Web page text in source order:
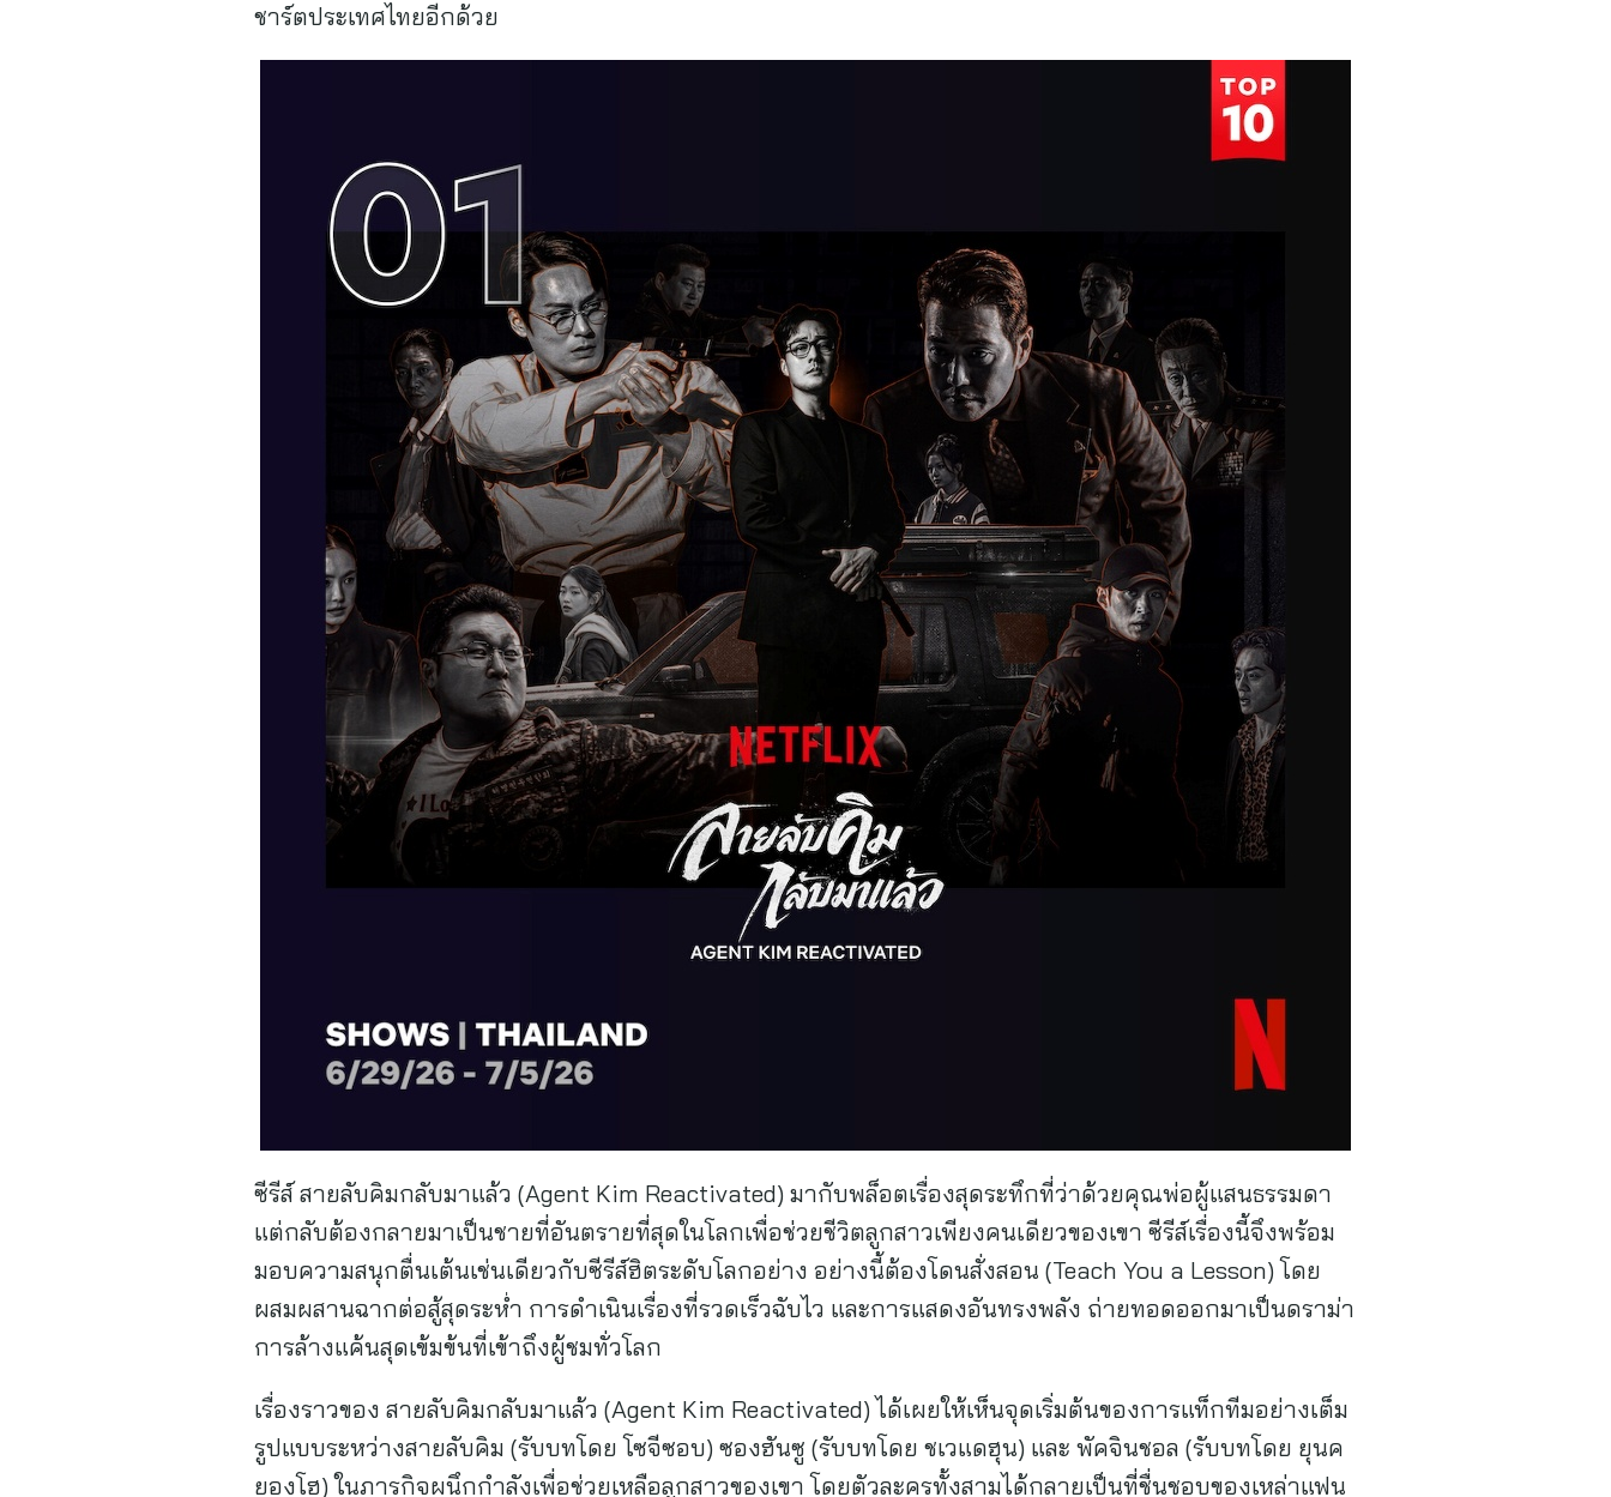
ชาร์ตประเทศไทยอีกด้วย
ซีรีส์ สายลับคิมกลับมาแล้ว (Agent Kim Reactivated) มากับพล็อตเรื่องสุดระทึกที่ว่าด้วยคุณพ่อผู้แสนธรรมดา
แต่กลับต้องกลายมาเป็นชายที่อันตรายที่สุดในโลกเพื่อช่วยชีวิตลูกสาวเพียงคนเดียวของเขา ซีรีส์เรื่องนี้จึงพร้อม
มอบความสนุกตื่นเต้นเช่นเดียวกับซีรีส์ฮิตระดับโลกอย่าง อย่างนี้ต้องโดนสั่งสอน (Teach You a Lesson) โดย
ผสมผสานฉากต่อสู้สุดระห่ำ การดำเนินเรื่องที่รวดเร็วฉับไว และการแสดงอันทรงพลัง ถ่ายทอดออกมาเป็นดราม่า
การล้างแค้นสุดเข้มข้นที่เข้าถึงผู้ชมทั่วโลก
เรื่องราวของ สายลับคิมกลับมาแล้ว (Agent Kim Reactivated) ได้เผยให้เห็นจุดเริ่มต้นของการแท็กทีมอย่างเต็ม
รูปแบบระหว่างสายลับคิม (รับบทโดย โซจีซอบ) ซองฮันซู (รับบทโดย ชเวแดฮุน) และ พัคจินชอล (รับบทโดย ยุนค
ยองโฮ) ในภารกิจผนึกกำลังเพื่อช่วยเหลือลูกสาวของเขา โดยตัวละครทั้งสามได้กลายเป็นที่ชื่นชอบของเหล่าแฟน